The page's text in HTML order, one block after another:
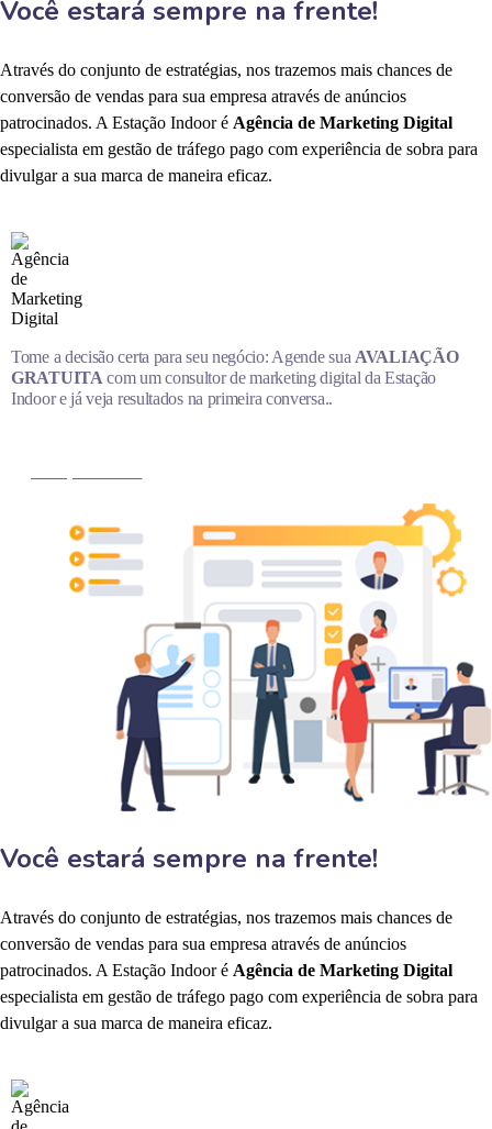
Você estará sempre na frente!
Através do conjunto de estratégias, nos trazemos mais chances de
conversão de vendas para sua empresa através de anúncios
patrocinados. A Estação Indoor é Agência de Marketing Digital
especialista em gestão de tráfego pago com experiência de sobra para
divulgar a sua marca de maneira eficaz.
Tome a decisão certa para seu negócio: Agende suaAVALIAÇÃO
GRATUITAcom um consultor de marketing digital da Estação
Indoor e já veja resultados na primeira conversa..
Você estará sempre na frente!
Através do conjunto de estratégias, nos trazemos mais chances de
conversão de vendas para sua empresa através de anúncios
patrocinados. A Estação Indoor é Agência de Marketing Digital
especialista em gestão de tráfego pago com experiência de sobra para
divulgar a sua marca de maneira eficaz.